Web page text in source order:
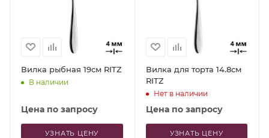
Вилка рыбная 19см RITZ
В наличии
Цена по запросу
УЗНАТЬ ЦЕНУ
Вилка для торта 14.8см
RITZ
Нет в наличии
Цена по запросу
УЗНАТЬ ЦЕНУ